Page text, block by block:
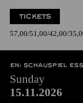
TICKETS
57,00 51,00 42,00
EN: SCHAUSPIEL
Sunday
15.11.2026